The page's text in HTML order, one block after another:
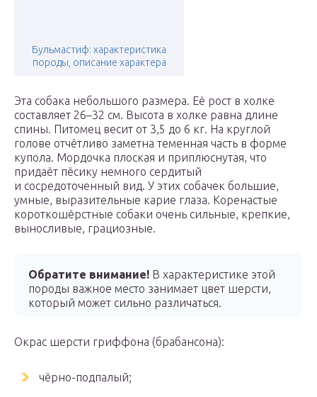
Бульмастиф: характеристика
породы, описание характера
Эта собака небольшого размера. Её рост в холке
составляет 26–32 см. Высота в холке равна длине
спины. Питомец весит от 3,5 до 6 кг. На круглой
голове отчётливо заметна теменная часть в форме
купола. Мордочка плоская и приплюснутая, что
придаёт пёсику немного сердитый
и сосредоточенный вид. У этих собачек большие,
умные, выразительные карие глаза. Коренастые
короткошёрстные собаки очень сильные, крепкие,
выносливые, грациозные.
Обратите внимание! В характеристике этой
породы важное место занимает цвет шерсти,
который может сильно различаться.
Окрас шерсти гриффона (брабансона):
чёрно-подпалый;